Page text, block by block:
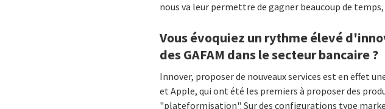
nous va leur permettre de gagner beaucoup de
Vous évoquiez un rythme élevé
des GAFAM dans le secteur bancaire ?
Innover, proposer de nouveaux services est en effet
et Apple, qui ont été les premiers à proposer des
"plateformisation". Sur des configurations type